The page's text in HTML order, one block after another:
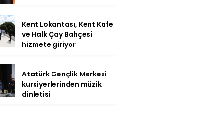
Kent Lokantası, Kent Kafe
ve Halk Çay Bahçesi
hizmete giriyor
Atatürk Gençlik Merkezi
kursiyerlerinden müzik
dinletisi